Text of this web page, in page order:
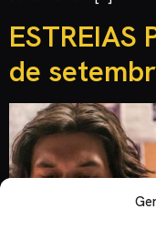
ESTREIAS
de